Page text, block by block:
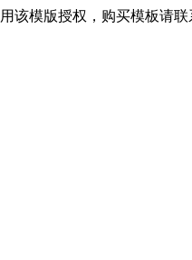
该模版授权，购买模板请联